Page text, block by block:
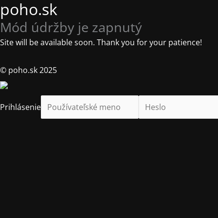
poho.sk
Mód údržby je zapnutý
Site will be available soon. Thank you for your patience!
© poho.sk 2025
Prihlásenie